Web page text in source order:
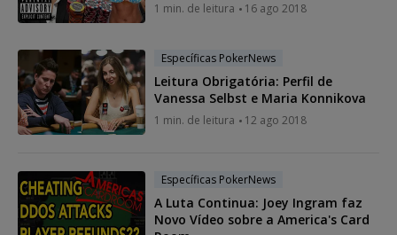
1 min. de leitura 16 ago 2018
Específicas PokerNews
Leitura Obrigatória: Perfil de
Vanessa Selbst e Maria Konnikova
1 min. de leitura 12 ago 2018
Específicas PokerNews
A Luta Continua: Joey Ingram faz
Novo Vídeo sobre a America's Card